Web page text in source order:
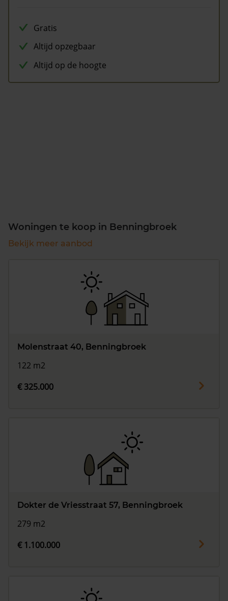
Gratis
Altijd opzegbaar
Altijd op de hoogte
Woningen te koop in Benningbroek
Bekijk meer aanbod
Molenstraat 40, Benningbroek
122 m2
€ 325.000
Dokter de Vriesstraat 57, Benningbroek
279 m2
€ 1.100.000